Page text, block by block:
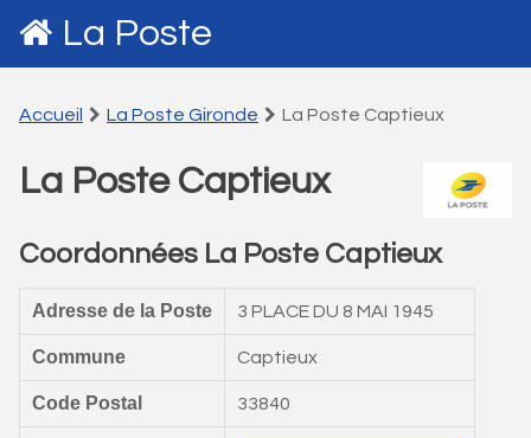
La Poste
Accueil La Poste Gironde La Poste Captieux
La Poste Captieux
Coordonnées La Poste Captieux
Adresse de la Poste 3 PLACE DU 8 MAI 1945
Commune Captieux
Code Postal 33840